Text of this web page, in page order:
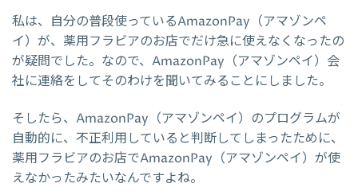
私は、自分の普段使っているAmazonPay（アマゾンペ
イ）が、薬用フラビアのお店でだけ急に使えなくなったの
が疑問でした。なので、AmazonPay（アマゾンペイ）会
社に連絡をしてそのわけを聞いてみることにしました。
そしたら、AmazonPay（アマゾンペイ）のプログラムが
自動的に、不正利用していると判断してしまったために、
薬用フラビアのお店でAmazonPay（アマゾンペイ）が使
えなかったみたいなんですよね。